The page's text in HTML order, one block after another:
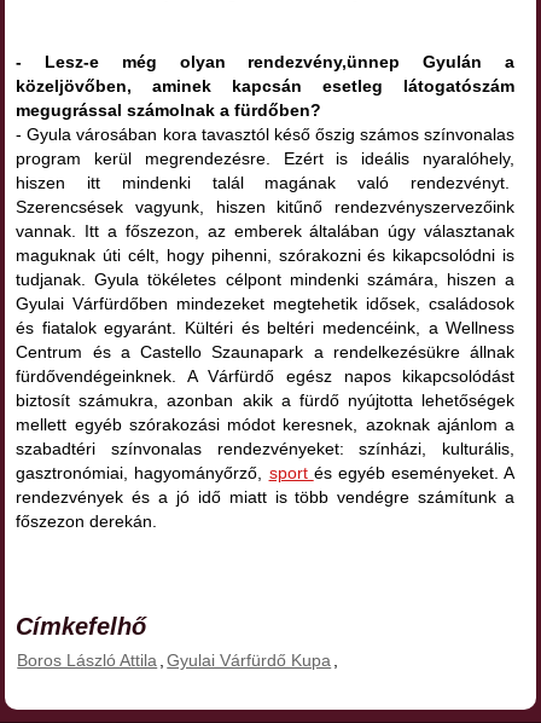
- Lesz-e még olyan rendezvény,ünnep Gyulán a
közeljövőben, aminek kapcsán esetleg látogatószám
megugrással számolnak a fürdőben?
- Gyula városában kora tavasztól késő őszig számos színvonalas
program kerül megrendezésre. Ezért is ideális nyaralóhely,
hiszen itt mindenki talál magának való rendezvényt.
Szerencsések vagyunk, hiszen kitűnő rendezvényszervezőink
vannak. Itt a főszezon, az emberek általában úgy választanak
maguknak úti célt, hogy pihenni, szórakozni és kikapcsolódni is
tudjanak. Gyula tökéletes célpont mindenki számára, hiszen a
Gyulai Várfürdőben mindezeket megtehetik idősek, családosok
és fiatalok egyaránt. Kültéri és beltéri medencéink, a Wellness
Centrum és a Castello Szaunapark a rendelkezésükre állnak
fürdővendégeinknek. A Várfürdő egész napos kikapcsolódást
biztosít számukra, azonban akik a fürdő nyújtotta lehetőségek
mellett egyéb szórakozási módot keresnek, azoknak ajánlom a
szabadtéri színvonalas rendezvényeket: színházi, kulturális,
gasztronómiai, hagyományőrző, sport és egyéb eseményeket. A
rendezvények és a jó idő miatt is több vendégre számítunk a
főszezon derekán.
Címkefelhő
Boros László Attila Gyulai Várfürdő Kupa